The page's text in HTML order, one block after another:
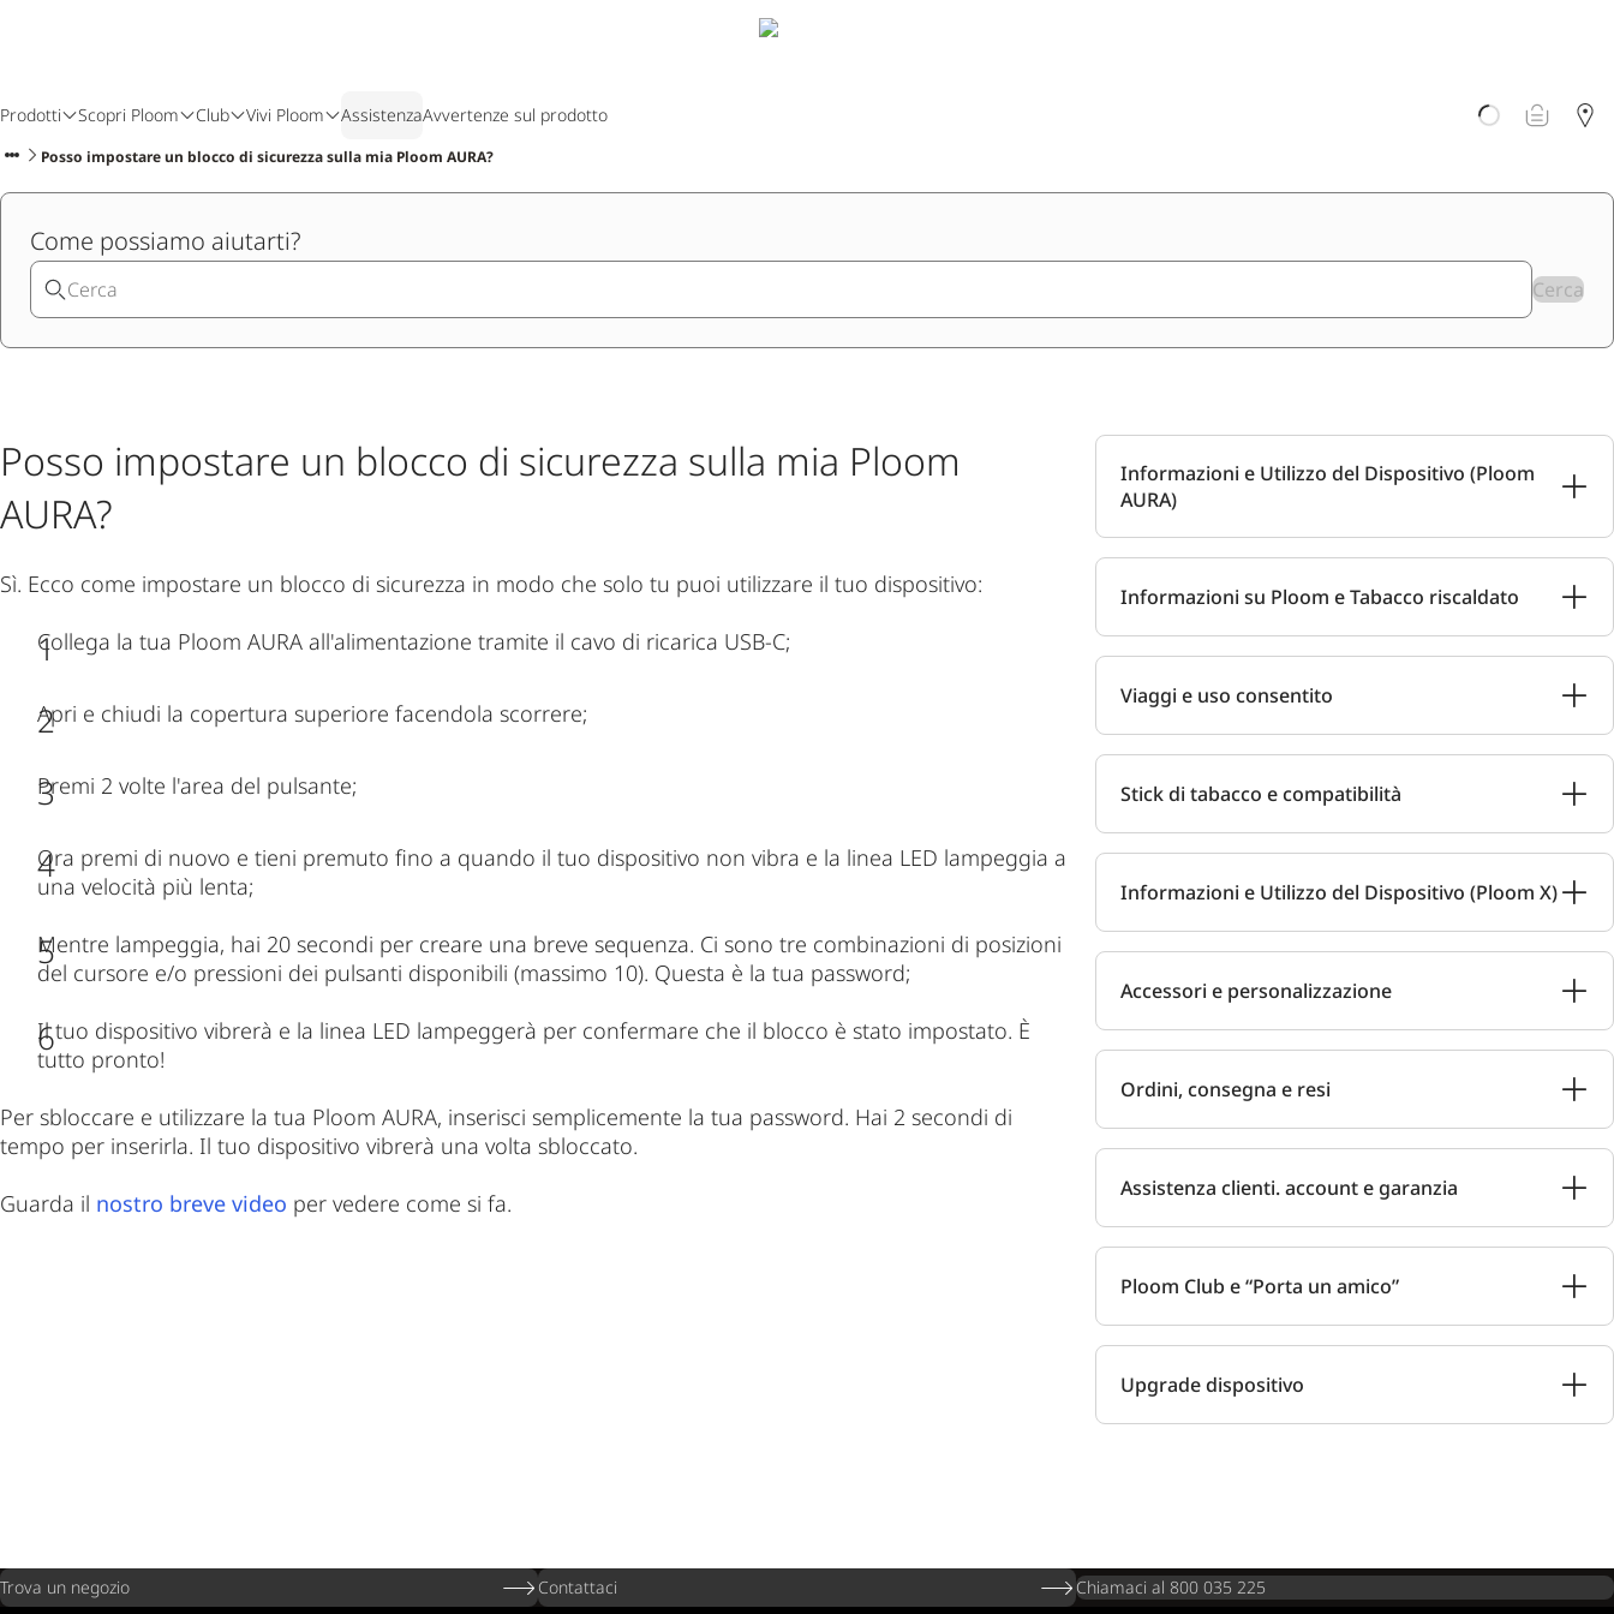
Prodotti Scopri Ploom Club Vivi Ploom AssistenzaAvvertenze sul prodotto
Posso impostare un blocco di sicurezza sulla mia Ploom AURA?
Come possiamo aiutarti?
Cerca
Posso impostare un blocco di sicurezza sulla mia Ploom
AURA?
Sì. Ecco come impostare un blocco di sicurezza in modo che solo tu puoi utilizzare il tuo dispositivo:
Collega la tua Ploom AURA all'alimentazione tramite il cavo di ricarica USB-C;
Apri e chiudi la copertura superiore facendola scorrere;
Premi 2 volte l'area del pulsante;
Ora premi di nuovo e tieni premuto fino a quando il tuo dispositivo non vibra e la linea LED lampeggia a
una velocità più lenta;
Mentre lampeggia, hai 20 secondi per creare una breve sequenza. Ci sono tre combinazioni di posizioni
del cursore e/o pressioni dei pulsanti disponibili (massimo 10). Questa è la tua password;
Il tuo dispositivo vibrerà e la linea LED lampeggerà per confermare che il blocco è stato impostato. È
tutto pronto!
Per sbloccare e utilizzare la tua Ploom AURA, inserisci semplicemente la tua password. Hai 2 secondi di
tempo per inserirla. Il tuo dispositivo vibrerà una volta sbloccato.
Guarda il nostro breve video per vedere come si fa.
Informazioni e Utilizzo del Dispositivo (Ploom
AURA)
Informazioni su Ploom e Tabacco riscaldato
Viaggi e uso consentito
Stick di tabacco e compatibilità
Informazioni e Utilizzo del Dispositivo (Ploom X)
Accessori e personalizzazione
Ordini, consegna e resi
Assistenza clienti. account e garanzia
Ploom Club e “Porta un amico”
Upgrade dispositivo
Trova un negozio Contattaci Chiamaci al 800 035 225